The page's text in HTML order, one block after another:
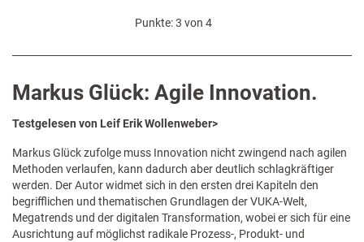
Punkte: 3 von 4
Markus Glück: Agile Innovation.
Testgelesen von Leif Erik Wollenweber>
Markus Glück zufolge muss Innovation nicht zwingend nach agilen
Methoden verlaufen, kann dadurch aber deutlich schlagkräftiger
werden. Der Autor widmet sich in den ersten drei Kapiteln den
begrifflichen und thematischen Grundlagen der VUKA-Welt,
Megatrends und der digitalen Transformation, wobei er sich für eine
Ausrichtung auf möglichst radikale Prozess-, Produkt- und